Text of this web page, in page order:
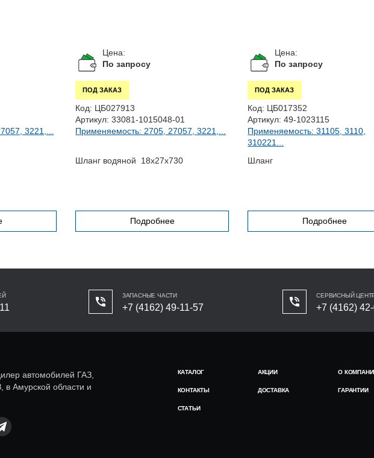
3221,...
Цена:
По запросу
ПОД ЗАКАЗ
Код: ЦБ027913
Артикул: 33081-1015048-01
Применяемость: 2705, 27057, 3221,...
Шланг водяной 18х27х730
Подробнее
Цена:
По запросу
ПОД ЗАКАЗ
Код: ЦБ017352
Артикул: 49-1023115
Применяемость: 31105, 3110,
310221...
Шланг
Подробнее
ЗАПАСНЫЕ ЧАСТИ
+7 (4162) 49-11-57
СЕРВИСНЫЙ
+7 (4162)
автомобилей ГАЗ,
Амурской области и
КАТАЛОГ АКЦИИ О
КОНТАКТЫ ДОСТАВКА ГАРАНТИИ
СТАТЬИ